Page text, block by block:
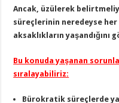
Ancak, üzülerek
süreçlerinin neredeyse her
aksaklıkların yaşandığını
Bu konuda yaşanan
sıralayabiliriz:
Bürokratik süreçlerde